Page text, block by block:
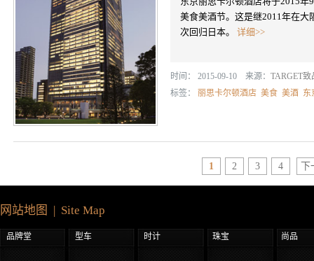
美食美酒节。这是继2011年在
次回归日本。 详细>>
时间： 2015-09-10 来源： TARGET致
标签： 丽思卡尔顿酒店 美食 美酒 东
1 2 3 4
网站地图 | Site Map
品牌堂 型车 时计 珠宝 尚品